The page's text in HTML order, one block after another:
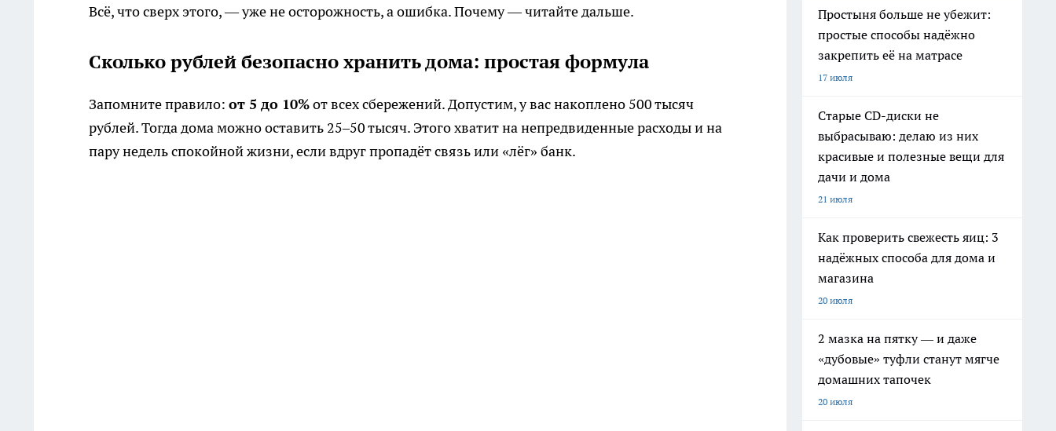
Всё, что сверх этого, — уже не осторожность, а ошибка. Почему — читайте дальше.
Сколько рублей безопасно хранить дома: простая формула
Запомните правило: от 5 до 10%от всех сбережений. Допустим, у вас накоплено 500 тысяч
рублей. Тогда дома можно оставить 25–50 тысяч. Этого хватит на непредвиденные расходы и на
пару недель спокойной жизни, если вдруг пропадёт связь или «лёг» банк.
Простыня больше не убежит:
простые способы надёжно
закрепить её на матрасе
17 июля
Старые CD-диски не
выбрасываю: делаю из них
красивые и полезные вещи для
дачи и дома
21 июля
Как проверить свежесть яиц: 3
надёжных способа для дома и
магазина
20 июля
2 мазка на пятку — и даже
«дубовые» туфли станут мягче
домашних тапочек
20 июля